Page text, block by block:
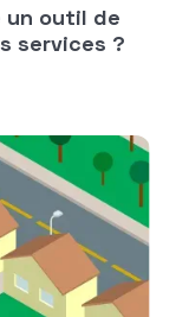
un outil de
services ?